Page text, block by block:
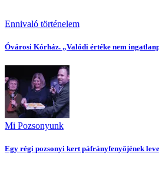
Ennivaló történelem
Óvárosi Kórház. „Valódi értéke nem
Mi Pozsonyunk
Egy régi pozsonyi kert páfrányfenyőjének